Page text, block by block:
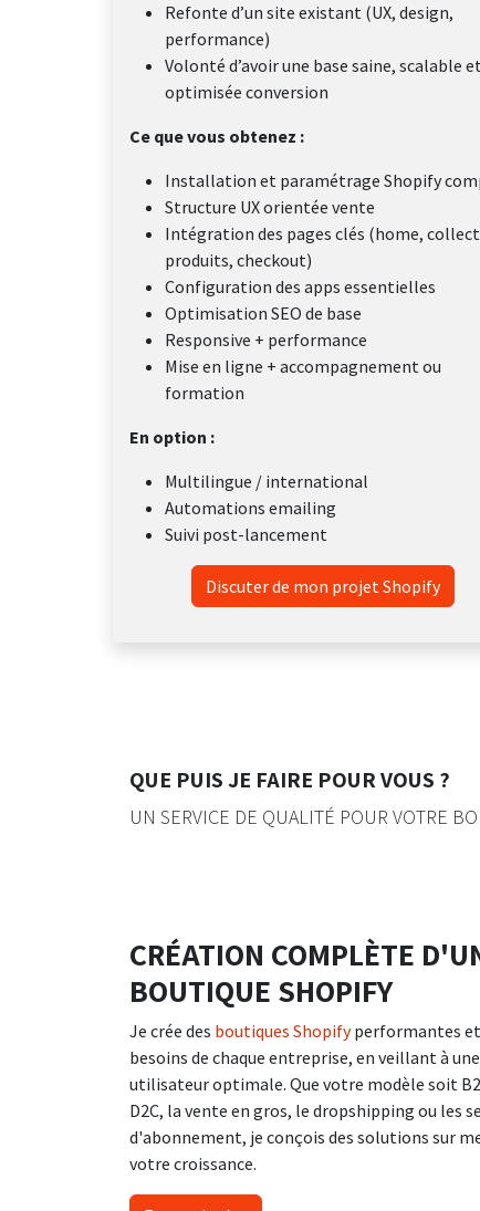
Refonte d’un site existant (UX, design,
performance)
Volonté d’avoir une base saine, scalable
optimisée conversion
Ce que vous obtenez :
Installation et paramétrage Shopify
Structure UX orientée vente
Intégration des pages clés (home,
produits, checkout)
Configuration des apps essentielles
Optimisation SEO de base
Responsive + performance
Mise en ligne + accompagnement ou
formation
En option :
Multilingue / international
Automations emailing
Suivi post-lancement
Discuter de mon projet Shopify
QUE PUIS JE FAIRE POUR VOUS ?
UN SERVICE DE QUALITÉ POUR VOTRE
CRÉATION COMPLÈTE
BOUTIQUE SHOPIFY
Je crée des boutiques Shopifyperformantes et
besoins de chaque entreprise, en veillant à
utilisateur optimale. Que votre modèle soit
D2C, la vente en gros, le dropshipping ou les
d'abonnement, je conçois des solutions sur
votre croissance.